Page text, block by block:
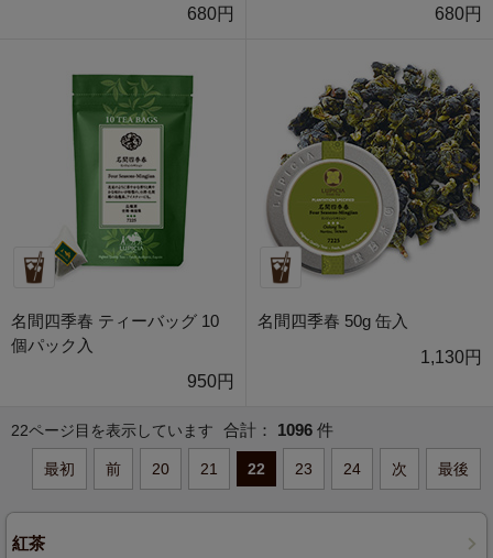
680円
680円
名間四季春 ティーバッグ 10
個パック入
950円
名間四季春 50g 缶入
1,130円
22ページ目を表示しています 合計： 1096 件
最初 前 20 21 22 23 24 次 最後
紅茶